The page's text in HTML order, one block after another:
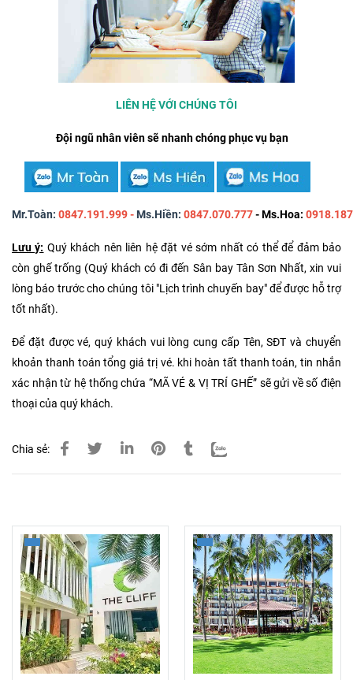
LIÊN HỆ VỚI CHÚNG TÔI
Đội ngũ nhân viên sẽ nhanh chóng phục vụ bạn
Mr.Toàn: 0847.191.999 -Ms.Hiền: 0847.070.777- Ms.Hoa:
Lưu ý: Quý khách nên liên hệ đặt vé sớm nhất có thể để đảm bảo
còn ghế trống (Quý khách có đi đến Sân bay Tân Sơn Nhất, xin vui
lòng báo trước cho chúng tôi "Lịch trình chuyến bay" để được hỗ trợ
tốt nhất).
Để đặt được vé, quý khách vui lòng cung cấp Tên, SĐT và chuyển
khoản thanh toán tổng giá trị vé. khi hoàn tất thanh toán, tin nhắn
xác nhận từ hệ thống chứa “MÃ VÉ & VỊ TRÍ GHẾ” sẽ gửi về số điện
thoại của quý khách.
Chia sẻ: